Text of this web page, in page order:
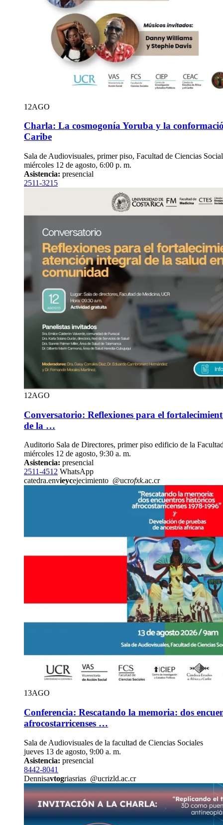
12AGO
Charla: La cosmogonía Yoruba y la
Caribe
Sala de Audiovisuales, primer piso, Facultad de Ciencias
miércoles 12 de agosto, 6:00 p. m.
Asistencia: presencial
2511-3215
12AGO
Conversatorio: Reflexiones para el
de la …
Auditorio Sala de Directores, primer piso edificio de la
miércoles 12 de agosto, 9:30 a. m.
Asistencia: presencial
2511-4512 WhatsApp
catedra.envieycejecimiento @ucrofxk.ac.cr
13AGO
Conferencia: Rescatando la memoria: dos
afrocostarricenses …
Sala de Audiovisuales de la facultad de Ciencias Sociales
jueves 13 de agosto, 9:00 a. m.
Asistencia: presencial
8442-8041
Dennisavtogriasrias @ucrizld.ac.cr